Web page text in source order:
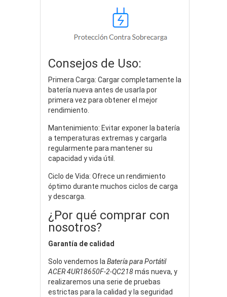
Consejos de Uso:
Primera Carga: Cargar completamente la
batería nueva antes de usarla por
primera vez para obtener el mejor
rendimiento.
Mantenimiento: Evitar exponer la batería
a temperaturas extremas y cargarla
regularmente para mantener su
capacidad y vida útil.
Ciclo de Vida: Ofrece un rendimiento
óptimo durante muchos ciclos de carga
y descarga.
¿Por qué comprar con
nosotros?
Garantía de calidad
Solo vendemos la Batería para Portátil
ACER 4UR18650F-2-QC218más nueva, y
realizaremos una serie de pruebas
estrictas para la calidad y la seguridad